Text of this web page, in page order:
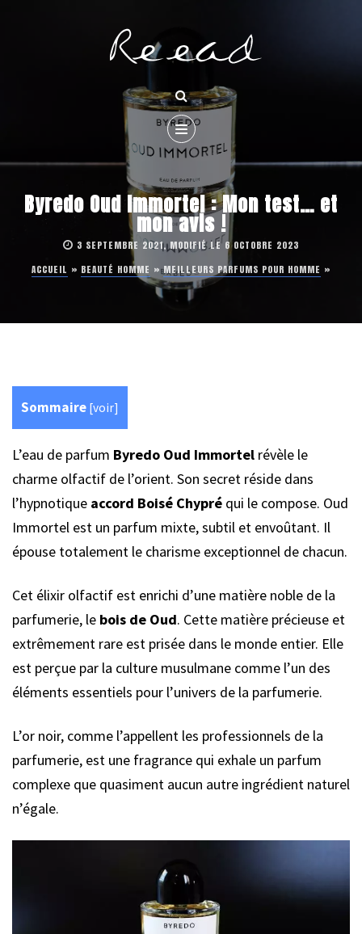
Byredo Oud Immortel : Mon test… et
mon avis !
3 SEPTEMBRE 2021, MODIFIÉ LE 6 OCTOBRE 2023
ACCUEIL » BEAUTÉ HOMME »MEILLEURS PARFUMS POUR HOMME »
Sommaire [voir]
L’eau de parfum Byredo Oud Immortel révèle le
charme olfactif de l’orient. Son secret réside dans
l’hypnotique accord Boisé Chypré qui le compose. Oud
Immortel est un parfum mixte, subtil et envoûtant. Il
épouse totalement le charisme exceptionnel de chacun.
Cet élixir olfactif est enrichi d’une matière noble de la
parfumerie, le bois de Oud. Cette matière précieuse et
extrêmement rare est prisée dans le monde entier. Elle
est perçue par la culture musulmane comme l’un des
éléments essentiels pour l’univers de la parfumerie.
L’or noir, comme l’appellent les professionnels de la
parfumerie, est une fragrance qui exhale un parfum
complexe que quasiment aucun autre ingrédient naturel
n’égale.